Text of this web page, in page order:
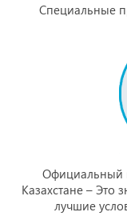
Специальные
Официальный
Казахстане –
лучшие